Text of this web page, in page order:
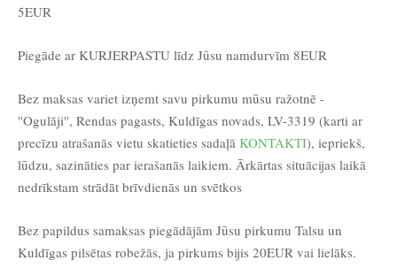
5EUR
Piegāde ar KURJERPASTU līdz Jūsu namdurvīm 8EUR
Bez maksas variet izņemt savu pirkumu mūsu ražotnē -
''Ogulāji'', Rendas pagasts, Kuldīgas novads, LV-3319 (karti ar
precīzu atrašanās vietu skatieties sadaļā KONTAKTI), iepriekš,
lūdzu, sazināties par ierašanās laikiem. Ārkārtas situācijas laikā
nedrīkstam strādāt brīvdienās un svētkos
Bez papildus samaksas piegādājām Jūsu pirkumu Talsu un
Kuldīgas pilsētas robežās, ja pirkums bijis 20EUR vai lielāks.